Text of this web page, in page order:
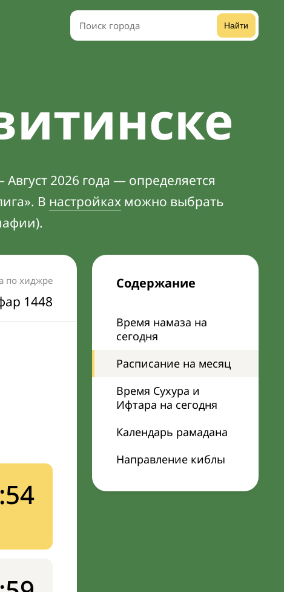
Найти
2026 года — определяется
В настройках можно выбрать
Содержание
Время намаза на
сегодня
Расписание на месяц
Время Сухура и
Ифтара на сегодня
Календарь рамадана
Направление киблы
по хиджре
1448